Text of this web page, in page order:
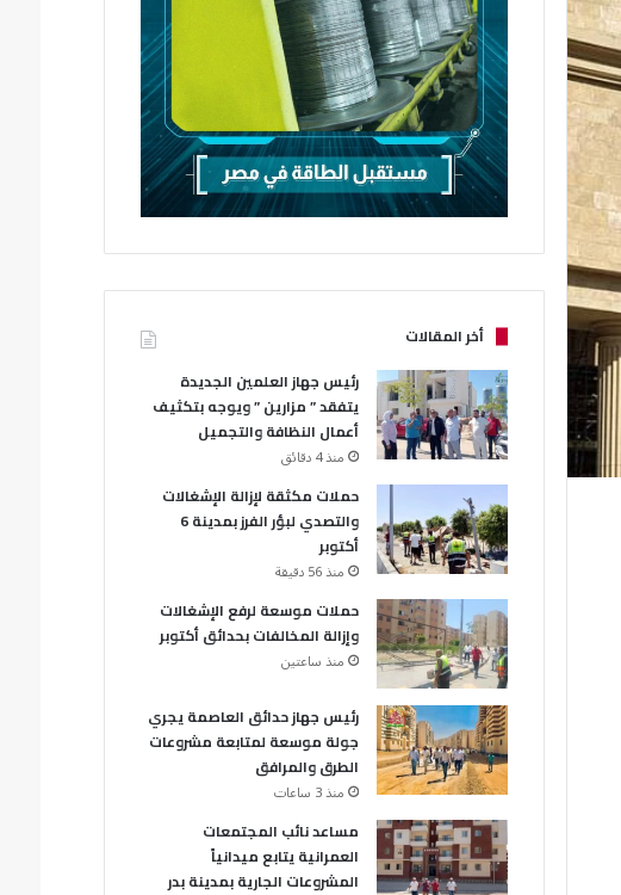
أخر المقالات
رئيس جهاز العلمين الجديدة
يتفقد ” مزارين ” ويوجه بتكثيف
أعمال النظافة والتجميل
منذ 4 دقائق
حملات مكثقة لإزالة الإشغالات
والتصدي لبؤر الفرز بمدينة 6
أكتوبر
منذ 56 دقيقة
حملات موسعة لرفع الإشغالات
وإزالة المخالفات بحدائق أكتوبر
منذ ساعتين
رئيس جهاز حدائق العاصمة يجري
جولة موسعة لمتابعة مشروعات
الطرق والمرافق
منذ 3 ساعات
مساعد نائب المجتمعات
العمرانية يتابع ميدانياً
المشروعات الجارية بمدينة بدر